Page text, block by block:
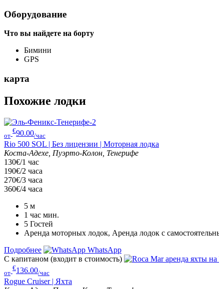
Оборудование
Что вы найдете на борту
Бимини
GPS
карта
Похожие лодки
от
€90.00/час
Rio 500 SOL | Без лицензии | Моторная лодка
Коста-Адехе, Пуэрто-Колон, Тенерифе
130€/1 час
190€/2 часа
270€/3 часа
360€/4 часа
5 м
1 час мин.
5 Гостей
Аренда моторных лодок, Аренда лодок с
Подробнее
WhatsApp
С капитаном (входит в стоимость)
от
€136.00/час
Rogue Cruiser | Яхта